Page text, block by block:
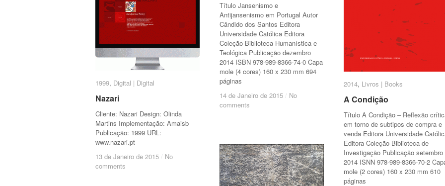
Título Jansenismo e
Antijansenismo em Portugal Autor
Cândido dos Santos Editora
Universidade Católica Editora
Coleção Biblioteca Humanística e
Teológica Publicação dezembro
2014 ISBN 978-989-8366-74-0 Capa
mole (4 cores) 160 x 230 mm 694
páginas
14 de Janeiro de 2015 / No
comments
14 de Janeiro de 2015 / No
comments
2014, Livros | Books
A Condição
Título A Condição – Reflexão
em torno de subtipos de compra e
venda Editora Universidade
Editora Coleção Biblioteca de
Investigação Publicação setembro
2014 ISNN 978-989-8366-70-2
mole (2 cores) 160 x 230 mm 610
páginas
2014 Livros | Books
A Condição
1999, Digital | Digital
Nazari
Cliente: Nazari Design: Olinda
Martins Implementação: Amaisb
Publicação: 1999 URL:
www.nazari.pt
13 de Janeiro de 2015 / No
comments
1999 Digital | Digital
Nazari
13 de Janeiro de 2015 / No
comments